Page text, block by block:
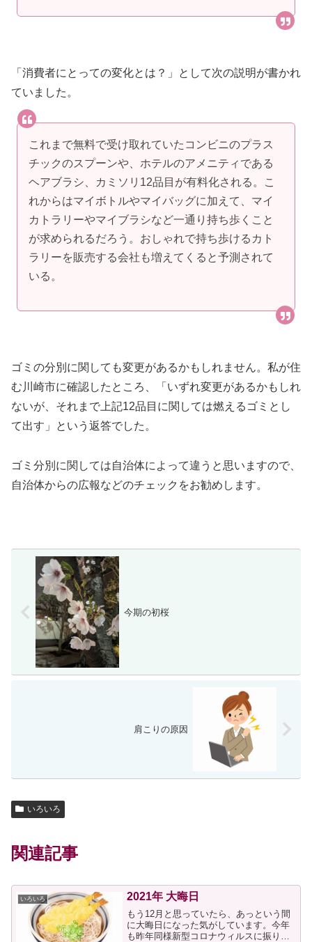
「消費者にとっての変化とは？」として次の説明が書かれ
ていました。
これまで無料で受け取れていたコンビニのプラス
チックのスプーンや、ホテルのアメニティである
ヘアブラシ、カミソリ12品目が有料化される。こ
れからはマイボトルやマイバッグに加えて、マイ
カトラリーやマイブラシなど一通り持ち歩くこと
が求められるだろう。おしゃれで持ち歩けるカト
ラリーを販売する会社も増えてくると予測されて
いる。
ゴミの分別に関しても変更があるかもしれません。私が住
む川崎市に確認したところ、「いずれ変更があるかもしれ
ないが、それまで上記12品目に関しては燃えるゴミとし
て出す」という返答でした。
ゴミ分別に関しては自治体によって違うと思いますので、
自治体からの広報などのチェックをお勧めします。
今期の初桜
肩こりの原因
いろいろ
関連記事
いろいろ 2021年 大晦日
もう12月と思っていたら、あっという間
に大晦日になった気がしています。今年
も昨年同様新型コロナウィルスに振り回